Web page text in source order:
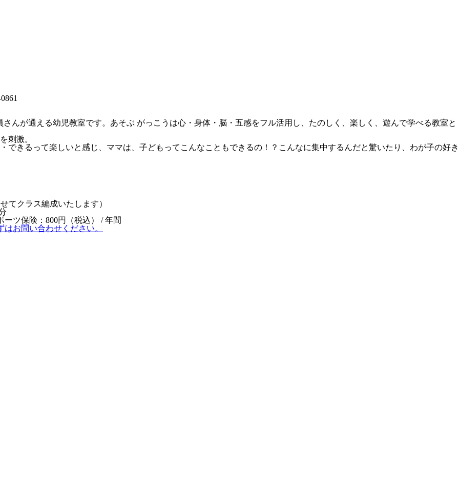
んが通える幼児教室です。あそぶ がっこうは心・身体・脳・五感をフル活用し、たのしく、楽しく、遊んで学べる教室と
刺激。
できるって楽しいと感じ、ママは、子どもってこんなこともできるの！？こんなに集中するんだと驚いたり、わが子の好き
てクラス編成いたします）
ツ保険：800円（税込） / 年間
お問い合わせください。